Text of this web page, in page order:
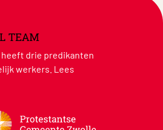
TEAM
heeft drie predikanten
werkers. Lees